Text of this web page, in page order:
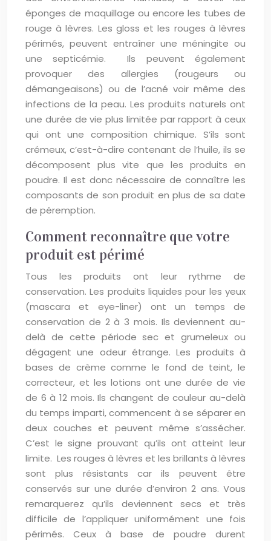
éponges de maquillage ou encore les tubes de
rouge à lèvres. Les gloss et les rouges à lèvres
périmés, peuvent entraîner une méningite ou
une septicémie. Ils peuvent également
provoquer des allergies (rougeurs ou
démangeaisons) ou de l’acné voir même des
infections de la peau. Les produits naturels ont
une durée de vie plus limitée par rapport à ceux
qui ont une composition chimique. S’ils sont
crémeux, c’est-à-dire contenant de l’huile, ils se
décomposent plus vite que les produits en
poudre. Il est donc nécessaire de connaître les
composants de son produit en plus de sa date
de péremption.
Comment reconnaître que votre
produit est périmé
Tous les produits ont leur rythme de
conservation. Les produits liquides pour les yeux
(mascara et eye-liner) ont un temps de
conservation de 2 à 3 mois. Ils deviennent au-
delà de cette période sec et grumeleux ou
dégagent une odeur étrange. Les produits à
bases de crème comme le fond de teint, le
correcteur, et les lotions ont une durée de vie
de 6 à 12 mois. Ils changent de couleur au-delà
du temps imparti, commencent à se séparer en
deux couches et peuvent même s’assécher.
C’est le signe prouvant qu’ils ont atteint leur
limite. Les rouges à lèvres et les brillants à lèvres
sont plus résistants car ils peuvent être
conservés sur une durée d’environ 2 ans. Vous
remarquerez qu’ils deviennent secs et très
difficile de l’appliquer uniformément une fois
périmés. Ceux à base de poudre durent